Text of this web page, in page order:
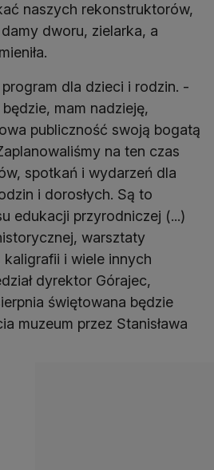
naszych rekonstruktorów,
dworu, zielarka, a
dla dzieci i rodzin. -
mam nadzieję,
publiczność swoją bogatą
na ten czas
spotkań i wydarzeń dla
i dorosłych. Są to
edukacji przyrodniczej (...)
warsztaty
kaligrafii i wiele innych
dyrektor Górajec,
świętowana będzie
muzeum przez Stanisława